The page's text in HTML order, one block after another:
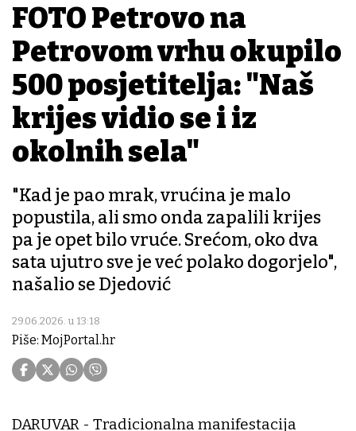
FOTO Petrovo na
Petrovom vrhu okupilo
500 posjetitelja: "Naš
krijes vidio se i iz
okolnih sela"
"Kad je pao mrak, vrućina je malo
popustila, ali smo onda zapalili krijes
pa je opet bilo vruće. Srećom, oko dva
sata ujutro sve je već polako dogorjelo",
našalio se Djedović
29.06.2026. u 13:18
Piše: MojPortal.hr
DARUVAR - Tradicionalna manifestacija